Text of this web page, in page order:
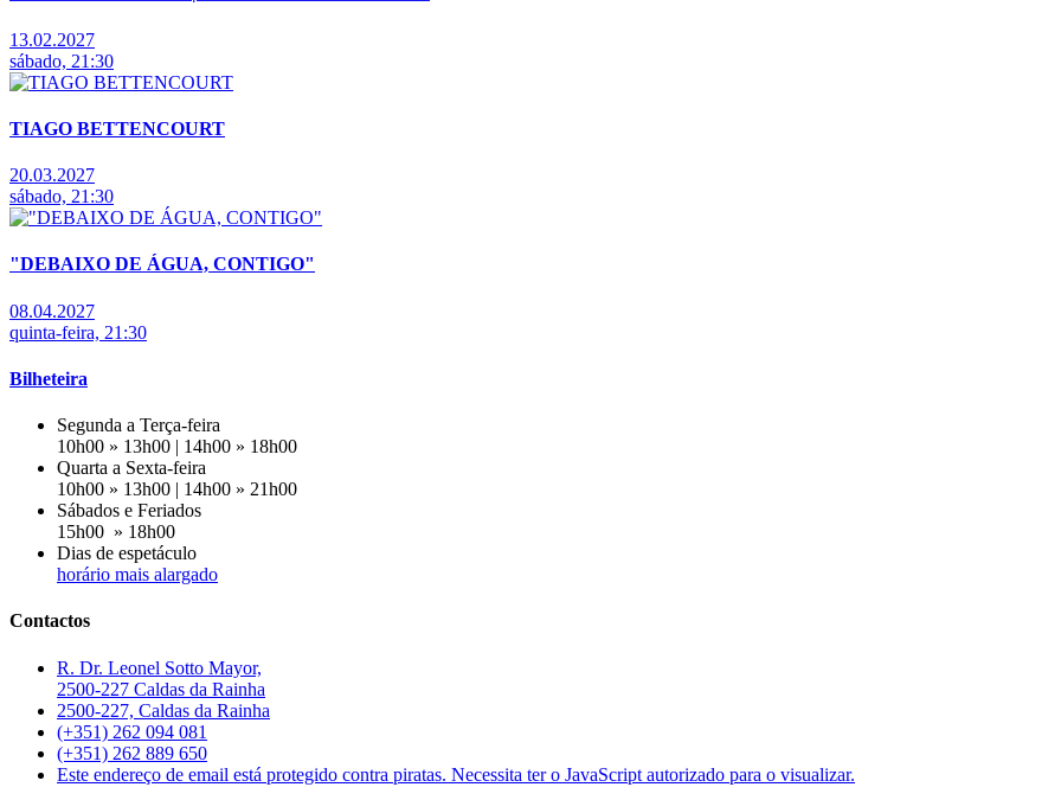
13.02.2027
sábado, 21:30
TIAGO BETTENCOURT
20.03.2027
sábado, 21:30
"DEBAIXO DE ÁGUA, CONTIGO"
08.04.2027
quinta-feira, 21:30
Bilheteira
Segunda a Terça-feira
10h00 » 13h00 | 14h00 » 18h00
Quarta a Sexta-feira
10h00 » 13h00 | 14h00 » 21h00
Sábados e Feriados
15h00 » 18h00
Dias de espetáculo
horário mais alargado
Contactos
R. Dr. Leonel Sotto Mayor,
2500-227 Caldas da Rainha
2500-227, Caldas da Rainha
(+351) 262 094 081
(+351) 262 889 650
Este endereço de email está protegido contra piratas. Necessita ter o JavaScript autorizado para o visualizar.